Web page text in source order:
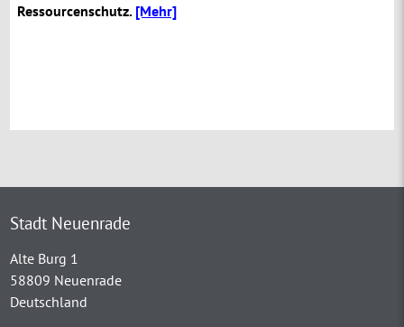
Ressourcenschutz. [Mehr]
Stadt Neuenrade
Alte Burg 1
58809 Neuenrade
Deutschland